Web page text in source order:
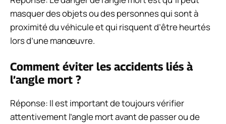
masquer des objets ou des personnes qui sont à
proximité du véhicule et qui risquent d’être heurtés
lors d’une manœuvre.
Comment éviter les accidents liés à
l’angle mort ?
Réponse: Il est important de toujours vérifier
attentivement l’angle mort avant de passer ou de